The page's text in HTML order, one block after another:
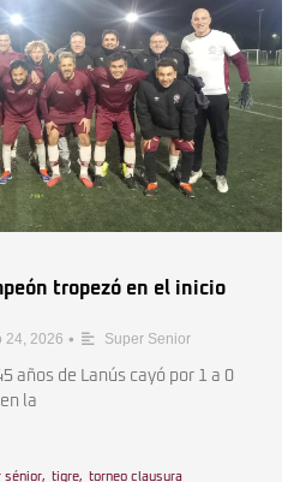
tropezó en el inicio
24, 2026 • Super Senior
años de Lanús cayó por 1 a 0
la
sénior, tigre, torneo clausura